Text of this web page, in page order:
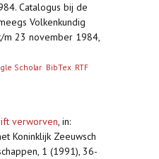
Catalogus bij de
Volkenkundig
m 23 november 1984,
Scholar BibTex RTF
verworven, in:
Koninklijk Zeeuwsch
1 (1991), 36-